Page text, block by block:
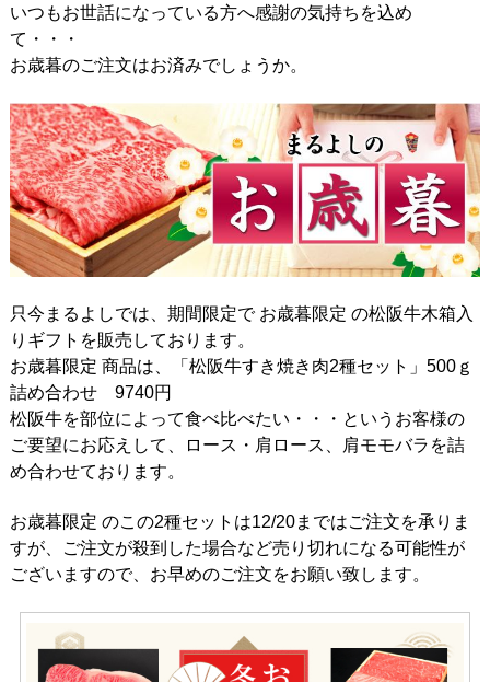
いつもお世話になっている方へ感謝の気持ちを込め
て・・・
お歳暮のご注文はお済みでしょうか。
只今まるよしでは、期間限定で お歳暮限定 の松阪牛木箱入
りギフトを販売しております。
お歳暮限定 商品は、「松阪牛すき焼き肉2種セット」500ｇ
詰め合わせ 9740円
松阪牛を部位によって食べ比べたい・・・というお客様の
ご要望にお応えして、ロース・肩ロース、肩モモバラを詰
め合わせております。
お歳暮限定 のこの2種セットは12/20まではご注文を承りま
すが、ご注文が殺到した場合など売り切れになる可能性が
ございますので、お早めのご注文をお願い致します。